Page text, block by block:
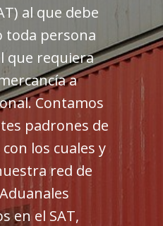
al que debe
toda persona
que requiera
a
Contamos
padrones de
los cuales y
red de
en el SAT,